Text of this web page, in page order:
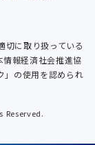
切に取り扱っている
情報経済社会推進協
」の使用を認められ